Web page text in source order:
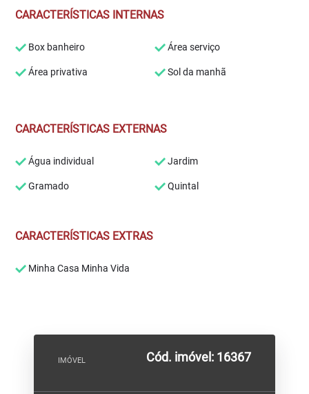
CARACTERÍSTICAS INTERNAS
Box banheiro Área serviço
Área privativa Sol da manhã
CARACTERÍSTICAS EXTERNAS
Água individual Jardim
Gramado Quintal
CARACTERÍSTICAS EXTRAS
Minha Casa Minha Vida
IMÓVEL Cód. imóvel: 16367